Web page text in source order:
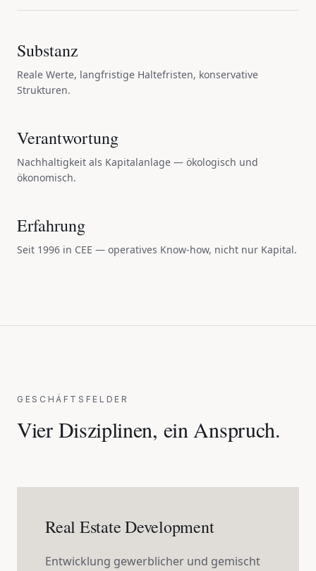
Substanz
Reale Werte, langfristige Haltefristen, konservative
Strukturen.
Verantwortung
Nachhaltigkeit als Kapitalanlage — ökologisch und
ökonomisch.
Erfahrung
Seit 1996 in CEE — operatives Know-how, nicht nur Kapital.
GESCHÄFTSFELDER
Vier Disziplinen, ein Anspruch.
Real Estate Development
Entwicklung gewerblicher und gemischt